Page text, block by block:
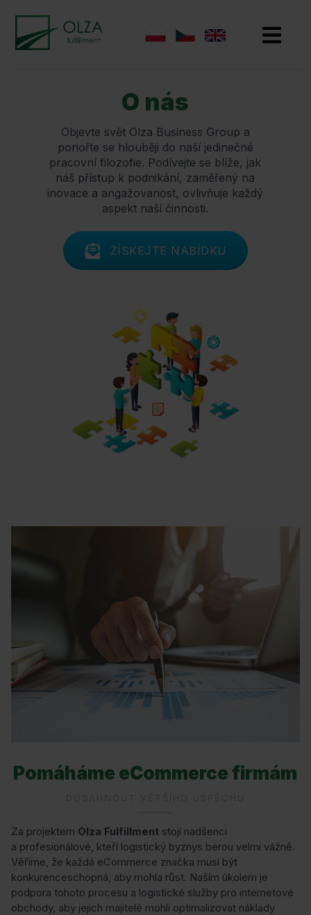
O nás
Objevte svět Olza Business Group a
ponořte se hlouběji do naší jedinečné
pracovní filozofie. Podívejte se blíže, jak
náš přístup k podnikání, zaměřený na
inovace a angažovanost, ovlivňuje každý
aspekt naší činnosti.
ZÍSKEJTE NABÍDKU
Pomáháme eCommerce firmám
Za projektem Olza Fulfillment stojí nadšenci
a profesionálové, kteří logistický byznys berou velmi vážně.
Věříme, že každá eCommerce značka musí být
konkurenceschopná, aby mohla růst. Naším úkolem je
podpora tohoto procesu a logistické služby pro internetové
obchody, aby jejich majitelé mohli optimalizovat náklady